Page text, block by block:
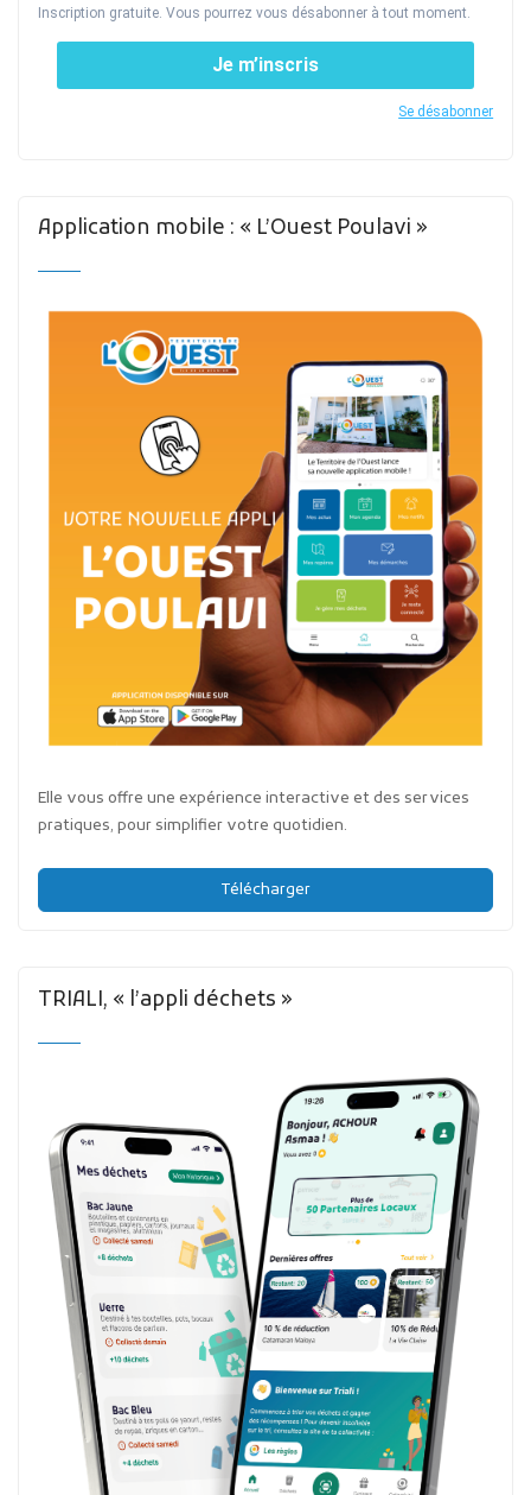
Inscription gratuite. Vous pourrez vous désabonner à tout moment.
Je m’inscris
Se désabonner
Application mobile : « L’Ouest Poulavi »
Elle vous offre une expérience interactive et des services
pratiques, pour simplifier votre quotidien.
Télécharger
TRIALI, « l’appli déchets »